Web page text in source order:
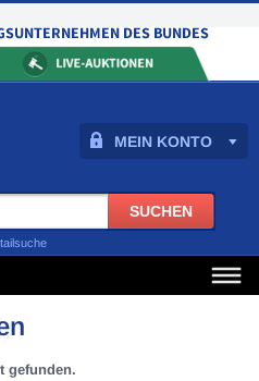
MEIN KONTO
gefunden.